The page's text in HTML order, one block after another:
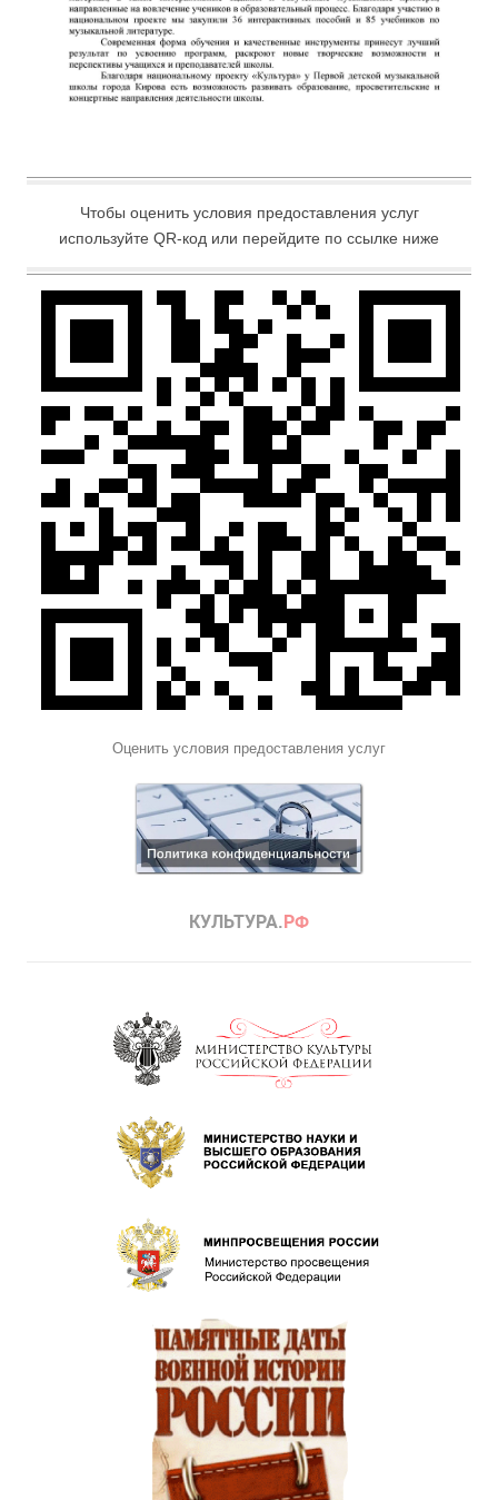
Чтобы оценить условия предоставления услуг
используйте QR-код или перейдите по ссылке ниже
Оценить условия предоставления услуг